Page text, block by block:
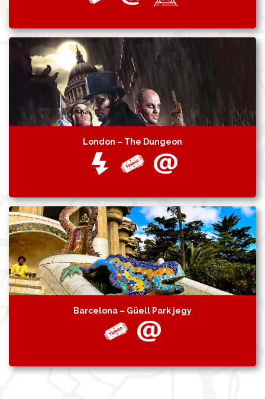
London – The Dungeon
Barcelona – Güell Park jegy